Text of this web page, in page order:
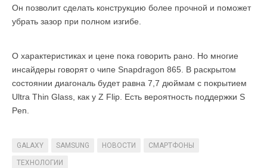
Он позволит сделать конструкцию более прочной и поможет
убрать зазор при полном изгибе.
О характеристиках и цене пока говорить рано. Но многие
инсайдеры говорят о чипе Snapdragon 865. В раскрытом
состоянии диагональ будет равна 7,7 дюймам с покрытием
Ultra Thin Glass, как у Z Flip. Есть вероятность поддержки S
Pen.
GALAXY SAMSUNG НОВОСТИ СМАРТФОНЫ
ТЕХНОЛОГИИ